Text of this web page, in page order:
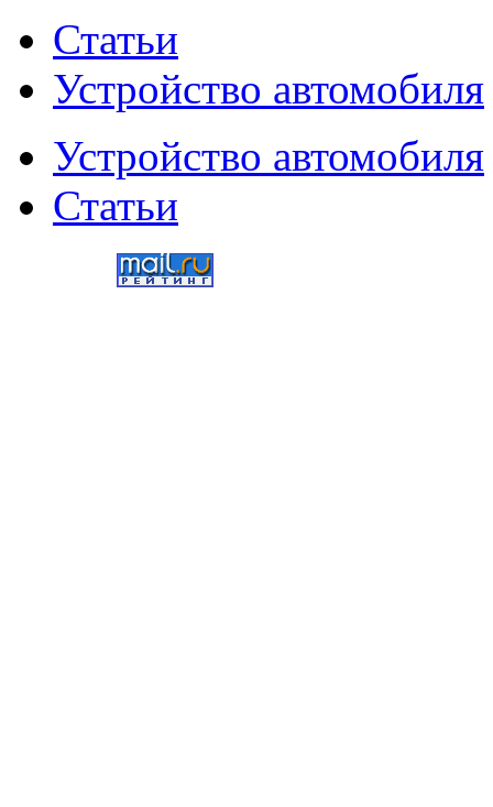
Статьи
Устройство автомобиля
Устройство автомобиля
Статьи